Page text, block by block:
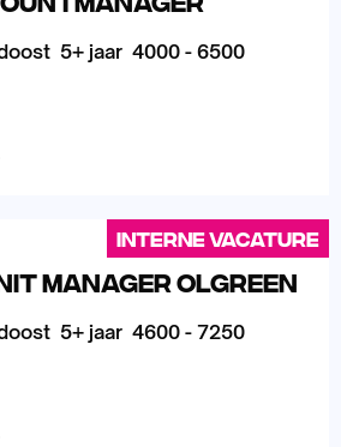
5+ jaar 4000 - 6500
Manager Olgreen
5+ jaar 4600 - 7250
Interne vacature